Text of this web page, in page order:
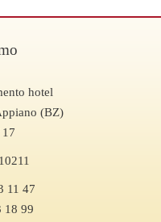
hotel
(BZ)
11 47
18 99